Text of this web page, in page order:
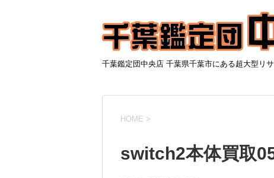
千葉鑑定団中央店 千葉県千葉市にある超大型リ
HOME >
switch2本体買取